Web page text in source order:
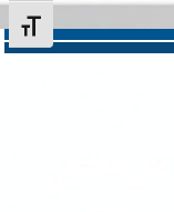
Alternar tamanho